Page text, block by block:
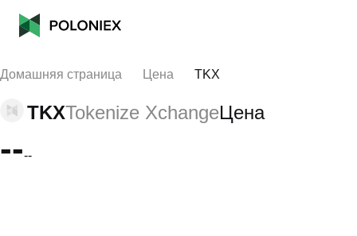
Домашняя страница Цена TKX
TKXTokenize XchangeЦена
----